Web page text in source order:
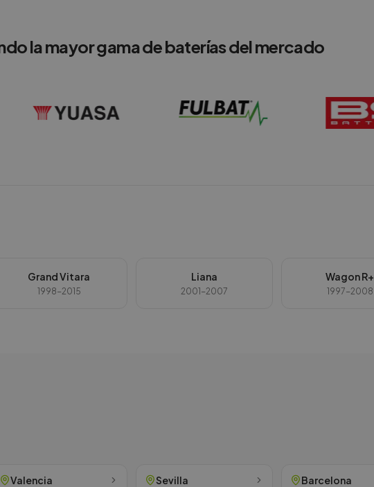
la mayor gama de baterías del mercado
Grand Vitara
1998-2015
Liana
2001-2007
Wagon R+
1997-2008
Valencia Sevilla Barcelona